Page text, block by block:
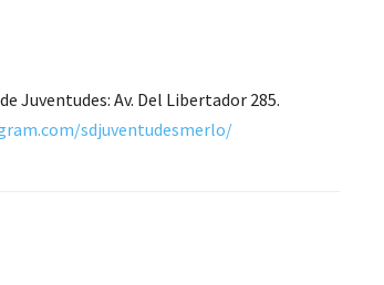
Juventudes: Av. Del Libertador 285.
sdjuventudesmerlo/